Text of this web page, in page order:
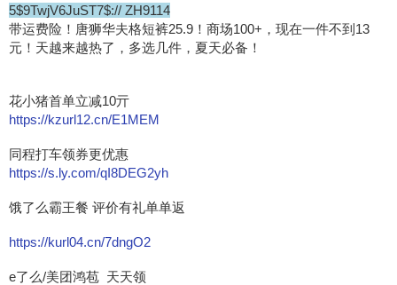
5$9TwjV6JuST7$:// ZH9114
带运费险！唐狮华夫格短裤25.9！商场100+，现在一件不到13
元！天越来越热了，多选几件，夏天必备！
花小猪首单立减10亓
https://kzurl12.cn/E1MEM
同程打车领券更优惠
https://s.ly.com/qI8DEG2yh
饿了么霸王餐 评价有礼单单返
https://kurl04.cn/7dngO2
e了么/美团鸿苞 天天领